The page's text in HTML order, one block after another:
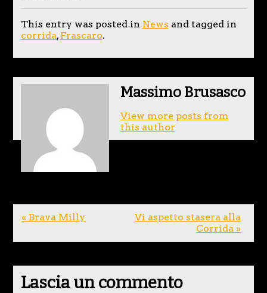
This entry was posted in News and tagged in
corrida,Frascaro.
Massimo Brusasco
View more posts from
this author
« Brava Milly
Vi aspetto stasera alla
Corrida »
Lascia un commento